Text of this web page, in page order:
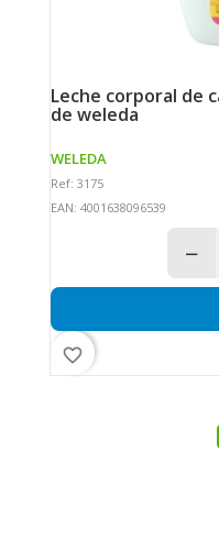
leche corporal de calendula de bebe 200 ml
de weleda
WELEDA
Ref: 3175
EAN: 4001638096539
−
favorite_border